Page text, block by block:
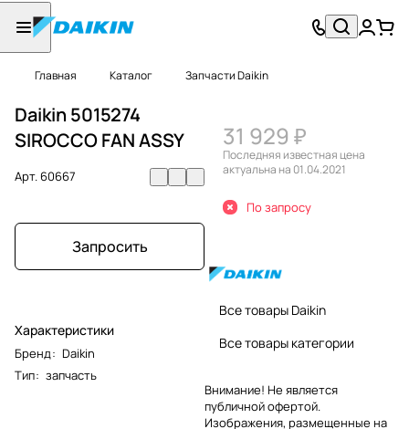
Главная Каталог Запчасти Daikin
Daikin 5015274
SIROCCO FAN ASSY
Арт.60667
Запросить
Характеристики
Бренд: Daikin
Тип: запчасть
31 929 ₽
Последняя известная цена
актуальна на 01.04.2021
По запросу
Все товары Daikin
Все товары категории
Внимание! Не является
публичной офертой.
Изображения, размещенные на